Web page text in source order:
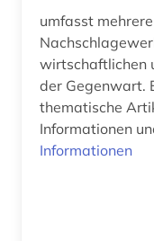
osteuropa (2)
umfasst
wirtschaftlichen
der Gegenwart.
thematische
Informationen
Informationen